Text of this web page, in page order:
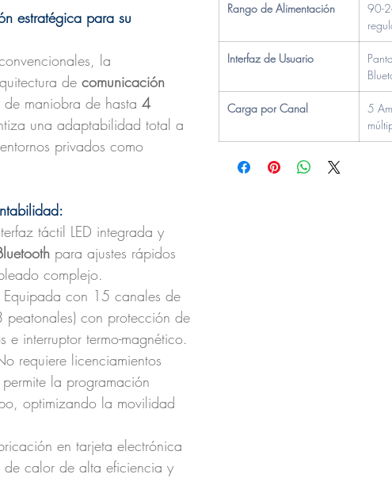
estratégica para su
la
de comunicación
maniobra de hasta 4
una adaptabilidad total a
privados como
táctil LED integrada y
para ajustes rápidos
complejo.
Equipada con 15 canales de
con protección de
interruptor termo-magnético.
requiere licenciamientos
la programación
optimizando la movilidad
en tarjeta electrónica
calor de alta eficiencia y
Rango de Alimentación
90-
Interfaz de Usuario
Carga por Canal
5